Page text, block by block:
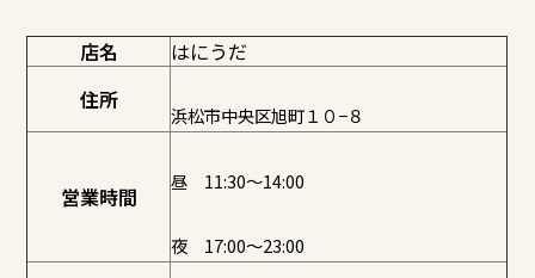
店名
はにうだ
住所
浜松市中央区旭町１０−８
営業時間
昼 11:30～14:00
夜 17:00～23:00